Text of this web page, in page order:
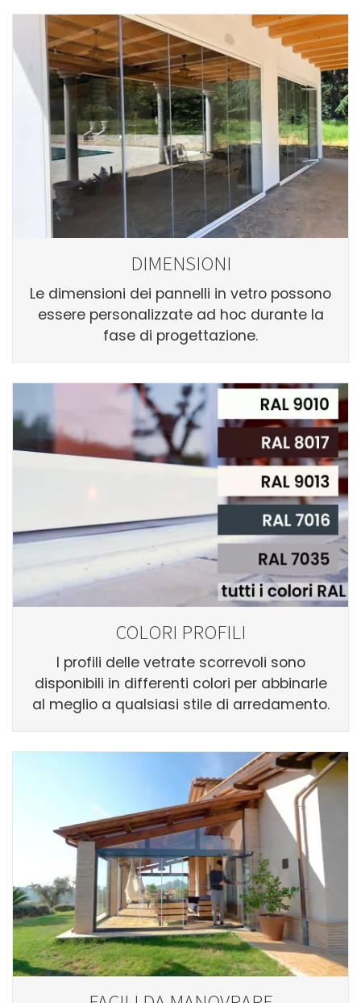
DIMENSIONI
Le dimensioni dei pannelli in vetro possono
essere personalizzate ad hoc durante la
fase di progettazione.
COLORI PROFILI
I profili delle vetrate scorrevoli sono
disponibili in differenti colori per abbinarle
al meglio a qualsiasi stile di arredamento.